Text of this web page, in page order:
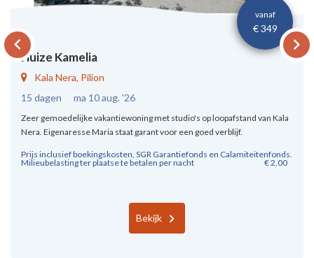
vanaf
€ 349
Huize Kamelia
Kala Nera, Pilion
15 dagen
ma 10 aug. '26
Zeer gemoedelijke vakantiewoning met studio's op loopafstand van Kala
Nera. Eigenaresse Maria staat garant voor een goed verblijf.
Prijs inclusief boekingskosten, SGR Garantiefonds en Calamiteitenfonds.
Milieubelasting ter plaatse te betalen per nacht
€ 2,00
Bekijk
keyboard_arrow_left keyboard_arrow_right